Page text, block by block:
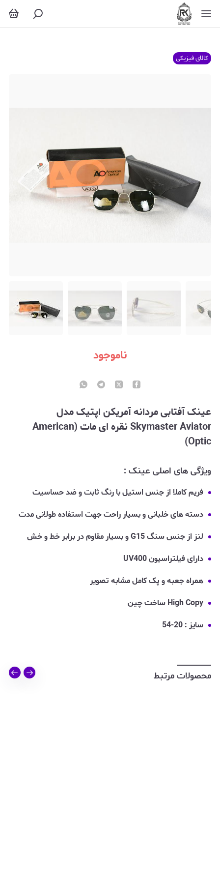
کالای فیزیکی
ناموجود
عینک آفتابی مردانه آمریکن اپتیک مدل
Skymaster Aviator نقره ای مات (American
Optic)
ویژگی های اصلی عینک :
فریم کاملا از جنس استیل با رنگ ثابت و ضد حساسیت
دسته های خلبانی و بسیار راحت جهت استفاده طولانی مدت
لنز از جنس سنگ G15 و بسیار مقاوم در برابر خط و خش
دارای فیلتراسیون UV400
همراه جعبه و پک کامل مشابه تصویر
High Copy ساخت چین
سایز : 20-54
محصولات مرتبط